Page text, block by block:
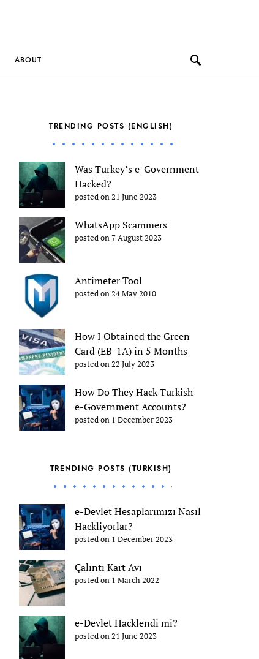
ABOUT
TRENDING POSTS (ENGLISH)
Was Turkey’s e-Government
Hacked?
posted on 21 June 2023
WhatsApp Scammers
posted on 7 August 2023
Antimeter Tool
posted on 24 May 2010
How I Obtained the Green
Card (EB-1A) in 5 Months
posted on 22 July 2023
How Do They Hack Turkish
e-Government Accounts?
posted on 1 December 2023
TRENDING POSTS (TURKISH)
e-Devlet Hesaplarımızı Nasıl
Hackliyorlar?
posted on 1 December 2023
Çalıntı Kart Avı
posted on 1 March 2022
e-Devlet Hacklendi mi?
posted on 21 June 2023